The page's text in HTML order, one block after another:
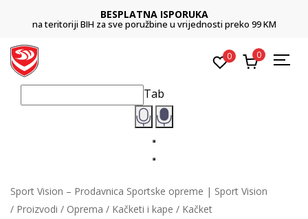
BESPLATNA ISPORUKA
na teritoriji BIH za sve poružbine u vrijednosti preko 99 KM
0 0
Tab
Sport Vision – Prodavnica Sportske opreme | Sport Vision
Proizvodi
Oprema Kačketi i kape
Kačket